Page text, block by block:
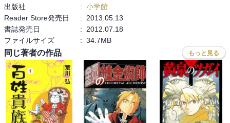
「ハガレン」の時のキャラのそっくりさんがあちこちにいてそれも
密かに楽しい♪　続きが最も気になる漫画です。
出版社
: 小学館
Reader Store発売日
:
2013.05.13
書誌発売日
:
2012.07.18
ファイルサイズ
: 34.7MB
同じ著者の作品 もっと見る